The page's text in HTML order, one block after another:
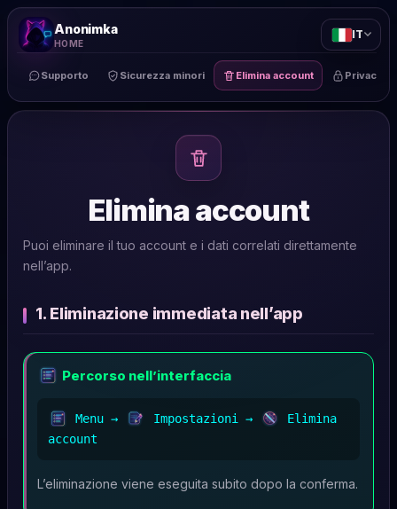
Anonimka
HOME
Supporto Sicurezza minori Elimina account Privacy
Elimina account
Puoi eliminare il tuo account e i dati correlati direttamente
nell’app.
1. Eliminazione immediata nell’app
Percorso nell’interfaccia
Menu → Impostazioni →
Elimina
account
L’eliminazione viene eseguita subito dopo la conferma.
IT